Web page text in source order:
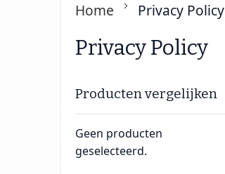
Home Privacy Policy
Privacy Policy
Producten vergelijken
Geen producten
geselecteerd.